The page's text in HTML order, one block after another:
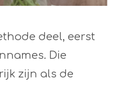
deel, eerst
Die
zijn als de